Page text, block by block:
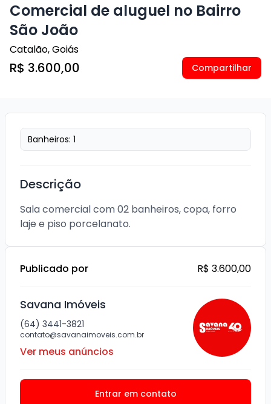
Comercial de aluguel no Bairro
São João
Catalão,Goiás
R$ 3.600,00 Compartilhar
Banheiros: 1
Descrição
Sala comercial com 02 banheiros, copa, forro
laje e piso porcelanato.
Publicado por R$ 3.600,00
Savana Imóveis
(64) 3441-3821
contato@savanaimoveis.com.br
Ver meus anúncios
Entrar em contato